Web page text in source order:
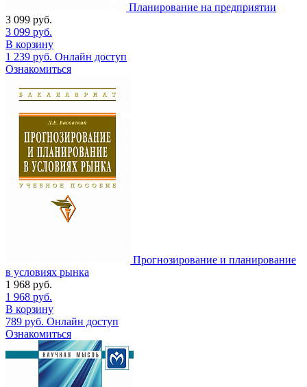
Планирование на предприятии
3 099 руб.
3 099 руб.
В корзину
1 239 руб. Онлайн доступ
Ознакомиться
Прогнозирование и планирование
в условиях рынка
1 968 руб.
1 968 руб.
В корзину
789 руб. Онлайн доступ
Ознакомиться